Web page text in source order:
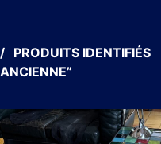
/ PRODUITS IDENTIFIÉS